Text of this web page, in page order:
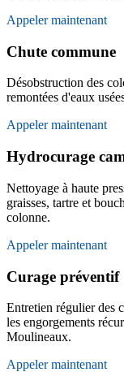
Appeler maintenant
Chute commune
Désobstruction des
remontées d'eaux
Appeler maintenant
Hydrocurage
Nettoyage à haute
graisses, tartre et
colonne.
Appeler maintenant
Curage préventif
Entretien régulier des
les engorgements
Moulineaux.
Appeler maintenant